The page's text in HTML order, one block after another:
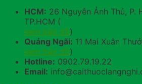
HCM: 26 Nguyễn Ảnh Thủ, P.
TP.HCM (
xem bản đồ)
Quảng Ngãi: 11 Mai Xuân
xem bản đồ)
Hotline: 0902.79.19.22
Email: